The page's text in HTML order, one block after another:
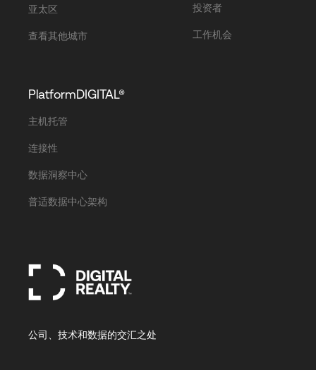
亚太区
查看其他城市
投资者
工作机会
PlatformDIGITAL®
主机托管
连接性
数据洞察中心
普适数据中心架构
公司、技术和数据的交汇之处